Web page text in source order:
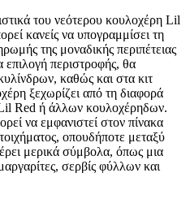
του νεότερου κουλοχέρη Lil
κανείς να υπογραμμίσει τη
της μοναδικής περιπέτειας
περιστροφής, θα
καθώς και στα κιτ
ξεχωρίζει από τη διαφορά
Red ή άλλων κουλοχέρηδων.
να εμφανιστεί στον πίνακα
οπουδήποτε μεταξύ
μερικά σύμβολα, όπως μια
σερβίς φύλλων και